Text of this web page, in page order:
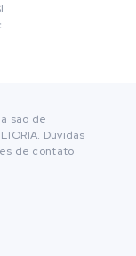
são de
Dúvidas
de contato